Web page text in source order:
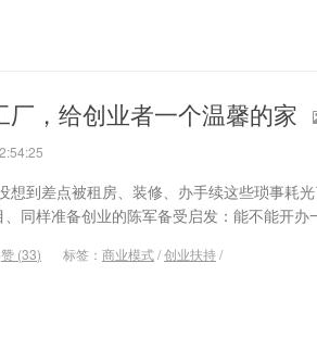
厂，给创业者一个温馨的家
想到差点被租房、装修、办手续这些琐事耗
同样准备创业的陈军备受启发：能不能开办
赞 (33) 标签： 商业模式/创业扶持/